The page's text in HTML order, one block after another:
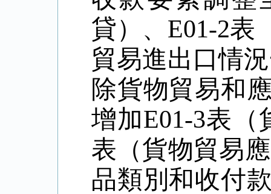
貸）、 E01-2表
貿易進出口情
除貨物貿易和
增加E01-3表（
表（貨物貿易
品類別和收付